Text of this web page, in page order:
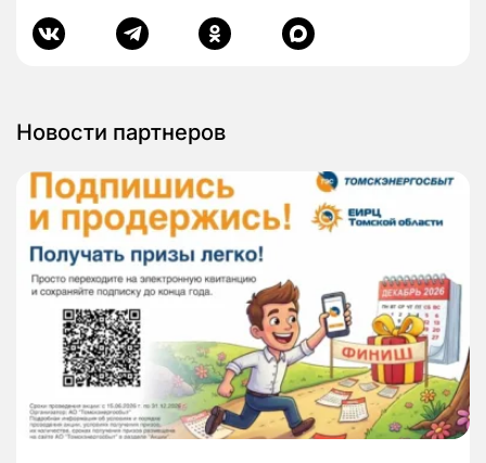
Новости партнеров